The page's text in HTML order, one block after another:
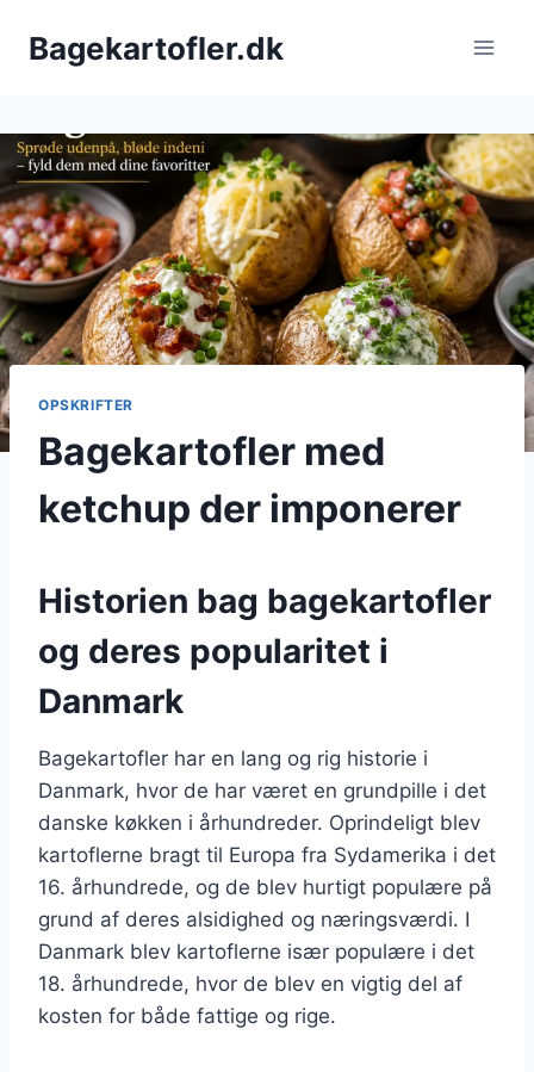
Bagekartofler.dk
OPSKRIFTER
Bagekartofler med
ketchup der imponerer
Historien bag bagekartofler
og deres popularitet i
Danmark
Bagekartofler har en lang og rig historie i
Danmark, hvor de har været en grundpille i det
danske køkken i århundreder. Oprindeligt blev
kartoflerne bragt til Europa fra Sydamerika i det
16. århundrede, og de blev hurtigt populære på
grund af deres alsidighed og næringsværdi. I
Danmark blev kartoflerne især populære i det
18. århundrede, hvor de blev en vigtig del af
kosten for både fattige og rige.